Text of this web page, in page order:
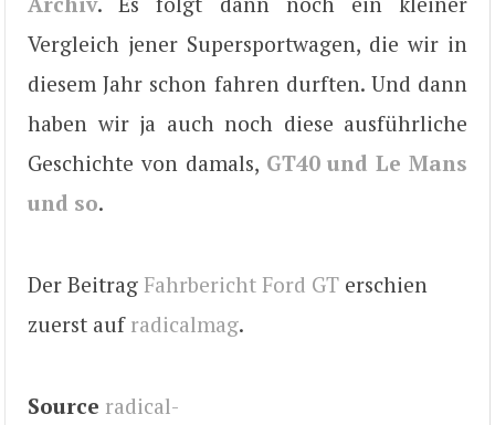
Vergleich jener Supersportwagen, die wir in
diesem Jahr schon fahren durften. Und dann
haben wir ja auch noch diese ausführliche
Geschichte von damals, GT40 und Le Mans
und so.
Der Beitrag Fahrbericht Ford GT erschien
zuerst auf radicalmag.
Source radical-